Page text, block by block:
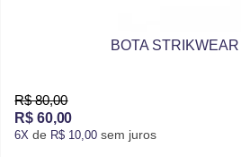
BOTA
R$ 80,00
R$ 60,00
6X de R$ 10,00 sem juros